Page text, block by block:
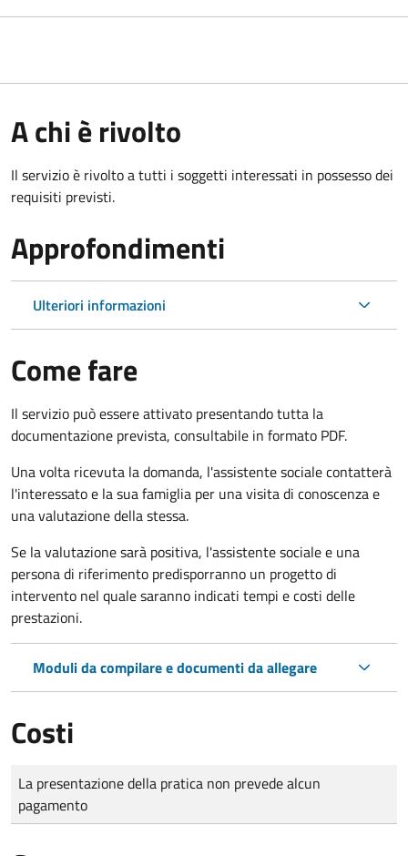
A chi è rivolto
Il servizio è rivolto a tutti i soggetti interessati in possesso dei
requisiti previsti.
Approfondimenti
Ulteriori informazioni
Come fare
Il servizio può essere attivato presentando tutta la
documentazione prevista, consultabile in formato PDF.
Una volta ricevuta la domanda, l'assistente sociale contatterà
l'interessato e la sua famiglia per una visita di conoscenza e
una valutazione della stessa.
Se la valutazione sarà positiva, l'assistente sociale e una
persona di riferimento predisporranno un progetto di
intervento nel quale saranno indicati tempi e costi delle
prestazioni.
Moduli da compilare e documenti da allegare
Costi
Tipo di pagamento
Importo
La presentazione della pratica non prevede alcun
pagamento